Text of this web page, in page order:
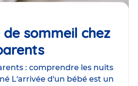
sommeil chez
Article
: comprendre les nuits
L'arrivée d'un bébé est un